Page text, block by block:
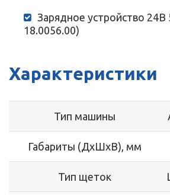
Зарядное устройство 24В
18.0056.00)
Характеристики
Тип машины
Габариты (ДхШхВ), мм
Тип щеток